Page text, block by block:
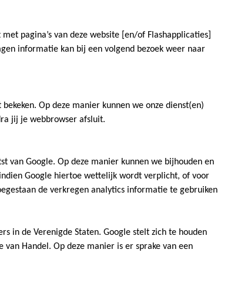
pagina’s van deze website [en/of Flashapplicaties]
informatie kan bij een volgend bezoek weer naar
Op deze manier kunnen we onze dienst(en)
jij je webbrowser afsluit.
van Google. Op deze manier kunnen we bijhouden en
Google hiertoe wettelijk wordt verplicht, of voor
de verkregen analytics informatie te gebruiken
in de Verenigde Staten. Google stelt zich te houden
Handel. Op deze manier is er sprake van een